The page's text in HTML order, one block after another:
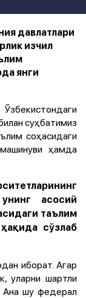
давлатлари
изчил
янги
суҳбатимиз
соҳасидаги
ҳамда
унинг асосий
таълим
сўзлаб
иборат. Агар
уларни шартли
Ана шу федерал